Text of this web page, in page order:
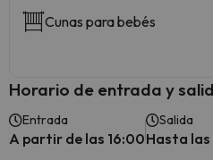
Cunas para bebés
Horario de entrada y
Entrada
A partir de las 16:00
Salida
Hasta las